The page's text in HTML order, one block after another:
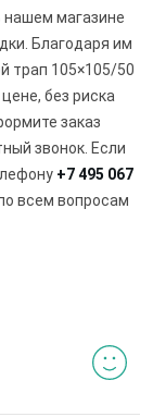
нашем магазине
Благодаря им
трап 105×105/50
без риска
заказ
звонок. Если
+7 495 067
всем вопросам